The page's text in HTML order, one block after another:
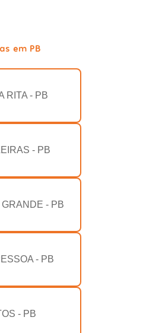
em PB
RITA - PB
- PB
- PB
- PB
- PB